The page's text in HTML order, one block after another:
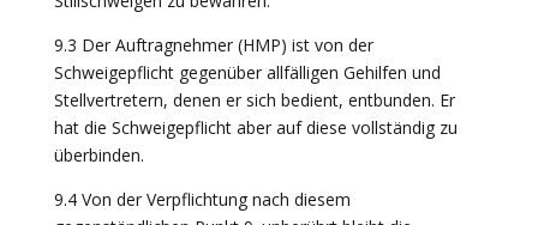
9.3 Der Auftragnehmer (HMP) ist von der
Schweigepflicht gegenüber allfälligen Gehilfen und
Stellvertretern, denen er sich bedient, entbunden. Er
hat die Schweigepflicht aber auf diese vollständig zu
überbinden.
9.4 Von der Verpflichtung nach diesem